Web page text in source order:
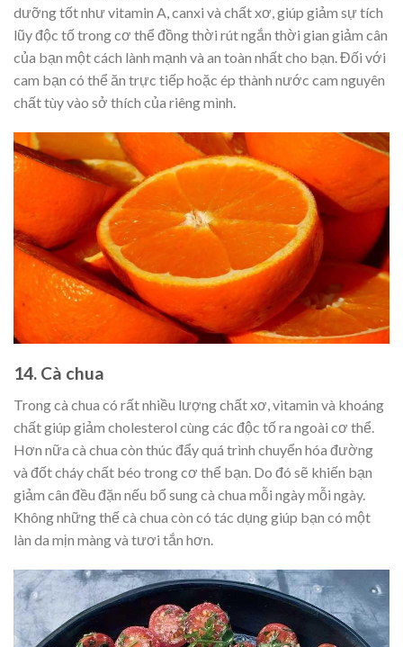
dưỡng tốt như vitamin A, canxi và chất xơ, giúp giảm sự tích
lũy độc tố trong cơ thể đồng thời rút ngắn thời gian giảm cân
của bạn một cách lành mạnh và an toàn nhất cho bạn. Đối với
cam bạn có thể ăn trực tiếp hoặc ép thành nước cam nguyên
chất tùy vào sở thích của riêng mình.
14. Cà chua
Trong cà chua có rất nhiều lượng chất xơ, vitamin và khoáng
chất giúp giảm cholesterol cùng các độc tố ra ngoài cơ thể.
Hơn nữa cà chua còn thúc đẩy quá trình chuyển hóa đường
và đốt cháy chất béo trong cơ thể bạn. Do đó sẽ khiến bạn
giảm cân đều đặn nếu bổ sung cà chua mỗi ngày mỗi ngày.
Không những thế cà chua còn có tác dụng giúp bạn có một
làn da mịn màng và tươi tắn hơn.